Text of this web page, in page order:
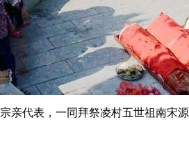
代表，一同拜祭凌村五世祖南宋